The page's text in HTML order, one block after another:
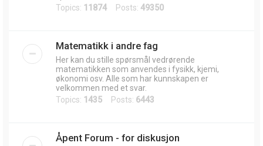
Topics: 11874 Posts: 49350
Matematikk i andre fag
Her kan du stille spørsmål vedrørende
matematikken som anvendes i fysikk, kjemi,
økonomi osv. Alle som har kunnskapen er
velkommen med et svar.
Topics: 1435 Posts: 6443
Åpent Forum - for diskusjon